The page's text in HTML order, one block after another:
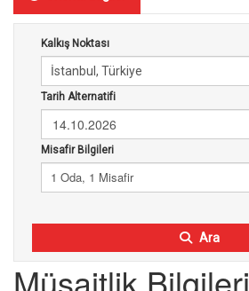
Kalkış Noktası
Tarih Alternatifi
14.10.2026
Misafir Bilgileri
1 Oda, 1 Misafir
Ara
Müsaitlik Bilgileri